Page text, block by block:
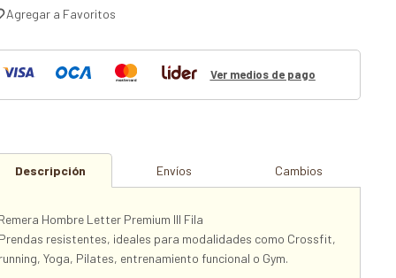
Ver medios de pago
Descripción Envíos Cambios
Hombre Letter Premium lll Fila
resistentes, ideales para modalidades como Crossfit,
Yoga, Pilates, entrenamiento funcional o Gym.